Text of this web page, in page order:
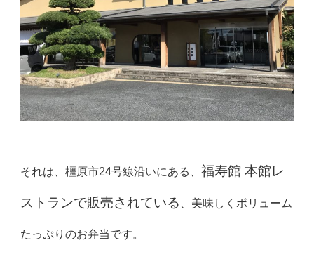
それは、橿原市24号線沿いにある、福寿館 本館レ
ストランで販売されている 、美味しくボリューム
たっぷりのお弁当です。